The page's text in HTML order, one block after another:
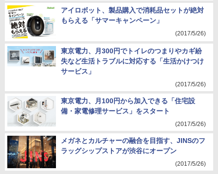
アイロボット、製品購入で消耗品セットが絶対
もらえる「サマーキャンペーン」
(2017/5/26)
東京電力、月300円でトイレのつまりやカギ紛
失など生活トラブルに対応する「生活かけつけ
サービス」
(2017/5/26)
東京電力、月100円から加入できる「住宅設
備・家電修理サービス」をスタート
(2017/5/26)
メガネとカルチャーの融合を目指す、JINSのフ
ラッグシップストアが渋谷にオープン
(2017/5/26)